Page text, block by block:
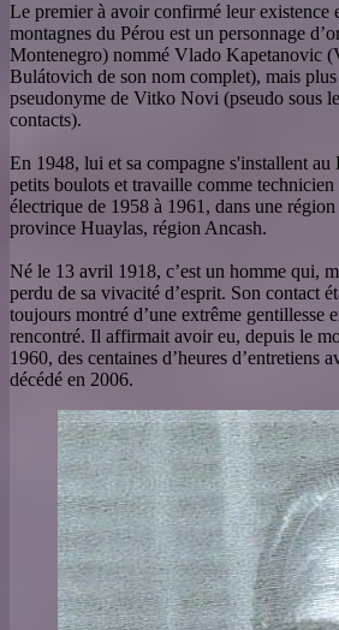
Le premier à avoir confirmé leur existence
montagnes du Pérou est un personnage
Montenegro) nommé Vlado Kapetanovic
Bulátovich de son nom complet), mais plus
pseudonyme de Vitko Novi (pseudo sous
contacts).
En 1948, lui et sa compagne s'installent
petits boulots et travaille comme
électrique de 1958 à 1961, dans une
province Huaylas, région Ancash.
Né le 13 avril 1918, c’est un homme qui,
perdu de sa vivacité d’esprit. Son contact
toujours montré d’une extrême gentillesse
rencontré. Il affirmait avoir eu, depuis le
1960, des centaines d’heures d’entretiens
décédé en 2006.